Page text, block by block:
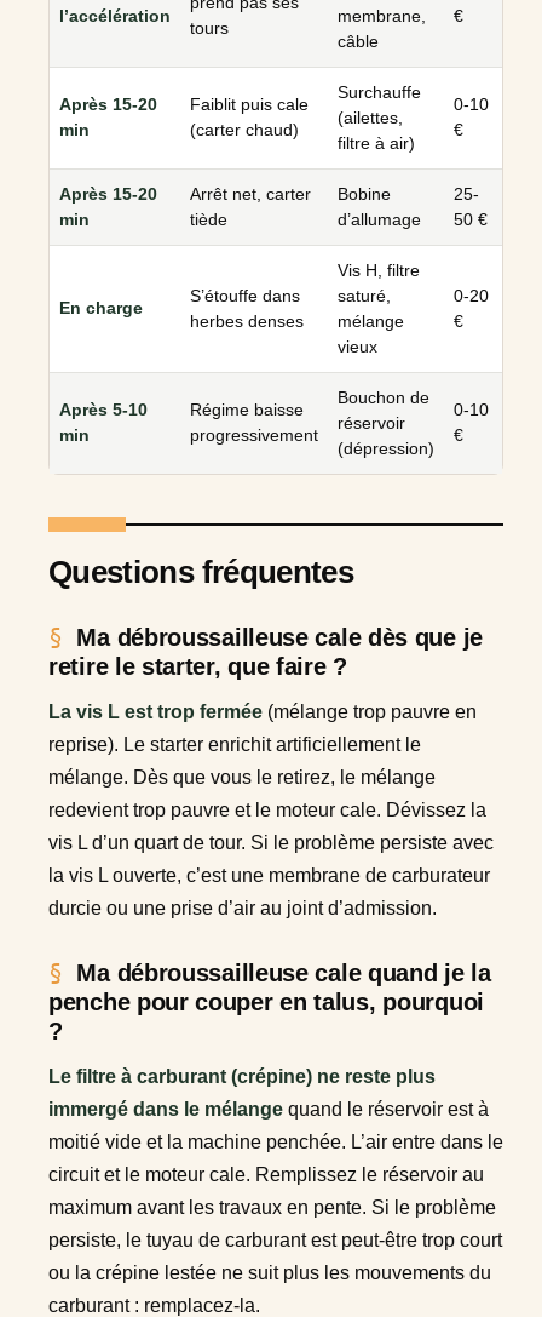
l’accélération
tours
membrane,
câble
€
Après 15-20
min
Faiblit puis cale
(carter chaud)
Surchauffe
(ailettes,
filtre à air)
0-10
€
Après 15-20
min
Arrêt net, carter
tiède
Bobine
d’allumage
25-
50 €
En charge
S’étouffe dans
herbes denses
Vis H, filtre
saturé,
mélange
vieux
0-20
€
Après 5-10
min
Régime baisse
progressivement
Bouchon de
réservoir
(dépression)
0-10
€
Questions fréquentes
Ma débroussailleuse cale dès que je
retire le starter, que faire ?
La vis L est trop fermée (mélange trop pauvre en
reprise). Le starter enrichit artificiellement le
mélange. Dès que vous le retirez, le mélange
redevient trop pauvre et le moteur cale. Dévissez la
vis L d’un quart de tour. Si le problème persiste avec
la vis L ouverte, c’est une membrane de carburateur
durcie ou une prise d’air au joint d’admission.
Ma débroussailleuse cale quand je la
penche pour couper en talus, pourquoi
?
Le filtre à carburant (crépine) ne reste plus
immergé dans le mélange quand le réservoir est à
moitié vide et la machine penchée. L’air entre dans le
circuit et le moteur cale. Remplissez le réservoir au
maximum avant les travaux en pente. Si le problème
persiste, le tuyau de carburant est peut-être trop court
ou la crépine lestée ne suit plus les mouvements du
carburant : remplacez-la.